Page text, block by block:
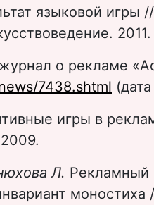
языковой игры
о рекламе
7438.shtml
игры в
Л. Рекламный
моностиха